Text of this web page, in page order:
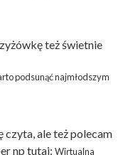
też świetnie
podsunąć najmłodszym
czyta, ale też polecam
np tutaj: Wirtualna